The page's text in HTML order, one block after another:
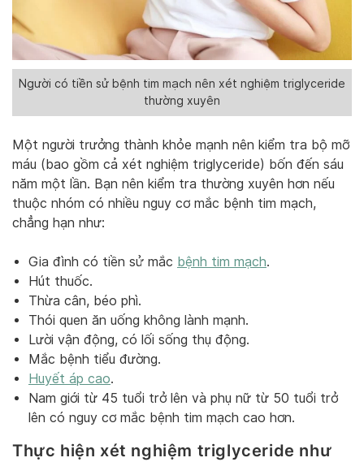
Người có tiền sử bệnh tim mạch nên xét nghiệm triglyceride
thường xuyên
Một người trưởng thành khỏe mạnh nên kiểm tra bộ mỡ
máu (bao gồm cả xét nghiệm triglyceride) bốn đến sáu
năm một lần. Bạn nên kiểm tra thường xuyên hơn nếu
thuộc nhóm có nhiều nguy cơ mắc bệnh tim mạch,
chẳng hạn như:
Gia đình có tiền sử mắc bệnh tim mạch.
Hút thuốc.
Thừa cân, béo phì.
Thói quen ăn uống không lành mạnh.
Lười vận động, có lối sống thụ động.
Mắc bệnh tiểu đường.
Huyết áp cao.
Nam giới từ 45 tuổi trở lên và phụ nữ từ 50 tuổi trở
lên có nguy cơ mắc bệnh tim mạch cao hơn.
Thực hiện xét nghiệm triglyceride như